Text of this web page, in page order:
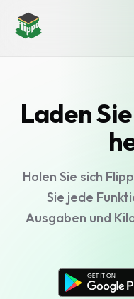
Laden
Holen Sie sich
Sie jede
Ausgaben und